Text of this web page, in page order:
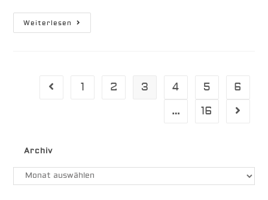
Weiterlesen „Wall
Of
Gehe zur vorherigen Seite
1 2 3 4 5
6
…
16 Gehe
Archiv
Archiv